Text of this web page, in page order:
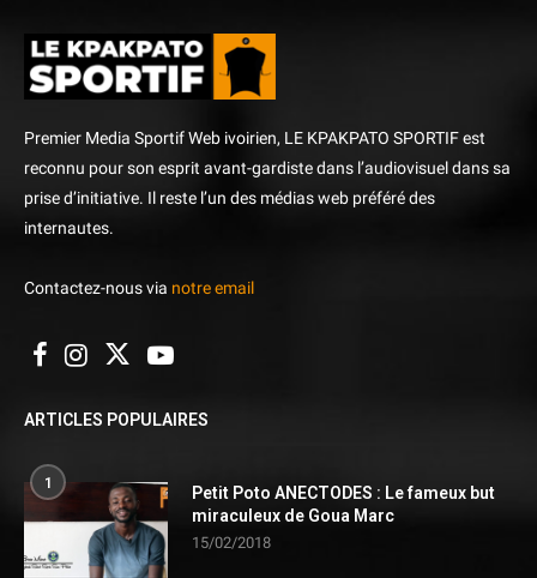
Premier Media Sportif Web ivoirien, LE KPAKPATO SPORTIF est
reconnu pour son esprit avant-gardiste dans l’audiovisuel dans sa
prise d’initiative. Il reste l’un des médias web préféré des
internautes.
Contactez-nous via notre email
ARTICLES POPULAIRES
1
Petit Poto ANECTODES : Le fameux but
miraculeux de Goua Marc
15/02/2018